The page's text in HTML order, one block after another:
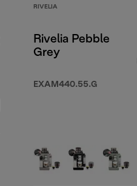
RIVELIA
Rivelia Pebble
Grey
EXAM440.55.G